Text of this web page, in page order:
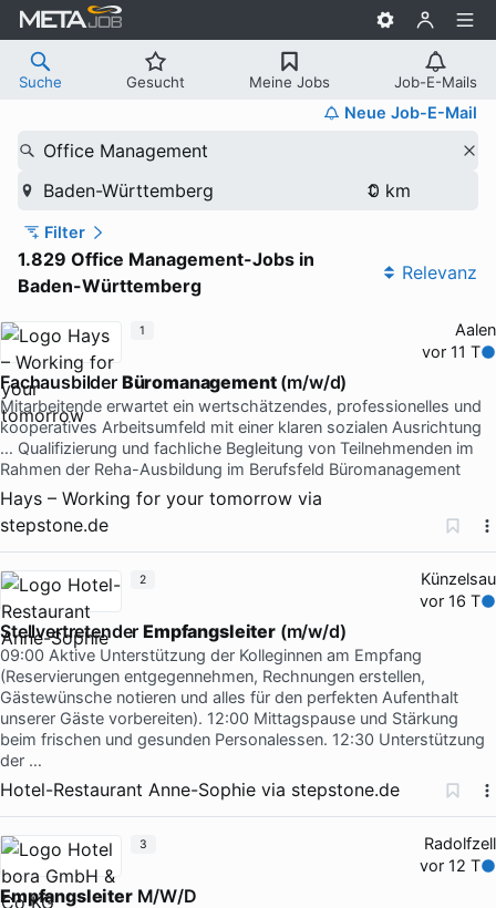
Suche Gesucht Meine Jobs Job-E-Mails
Neue Job-E-Mail
Office Management
Baden-Württemberg
Filter
1.829 Office Management-Jobs in
Baden-Württemberg
Relevanz
Aalen
vor 11 T
Fachausbilder Büromanagement(m/w/d)
Mitarbeitende erwartet ein wertschätzendes, professionelles und
kooperatives Arbeitsumfeld mit einer klaren sozialen Ausrichtung
… Qualifizierung und fachliche Begleitung von Teilnehmenden im
Rahmen der Reha-Ausbildung im Berufsfeld Büromanagement
Hays – Working for your tomorrow via
stepstone.de
1
Künzelsau
vor 16 T
StellvertretenderEmpfangsleiter(m/w/d)
09:00 Aktive Unterstützung der Kolleginnen am Empfang
(Reservierungen entgegennehmen, Rechnungen erstellen,
Gästewünsche notieren und alles für den perfekten Aufenthalt
unserer Gäste vorbereiten). 12:00 Mittagspause und Stärkung
beim frischen und gesunden Personalessen. 12:30 Unterstützung
der …
Hotel-Restaurant Anne-Sophie via stepstone.de
2
Radolfzell
vor 12 T
EmpfangsleiterM/W/D
3